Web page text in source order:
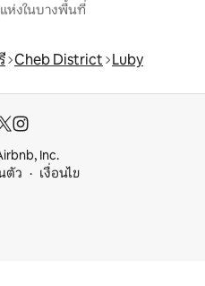
ห่งในบางพื้นที่
Cheb District Luby
Inc.
ตัว
เงื่อนไข